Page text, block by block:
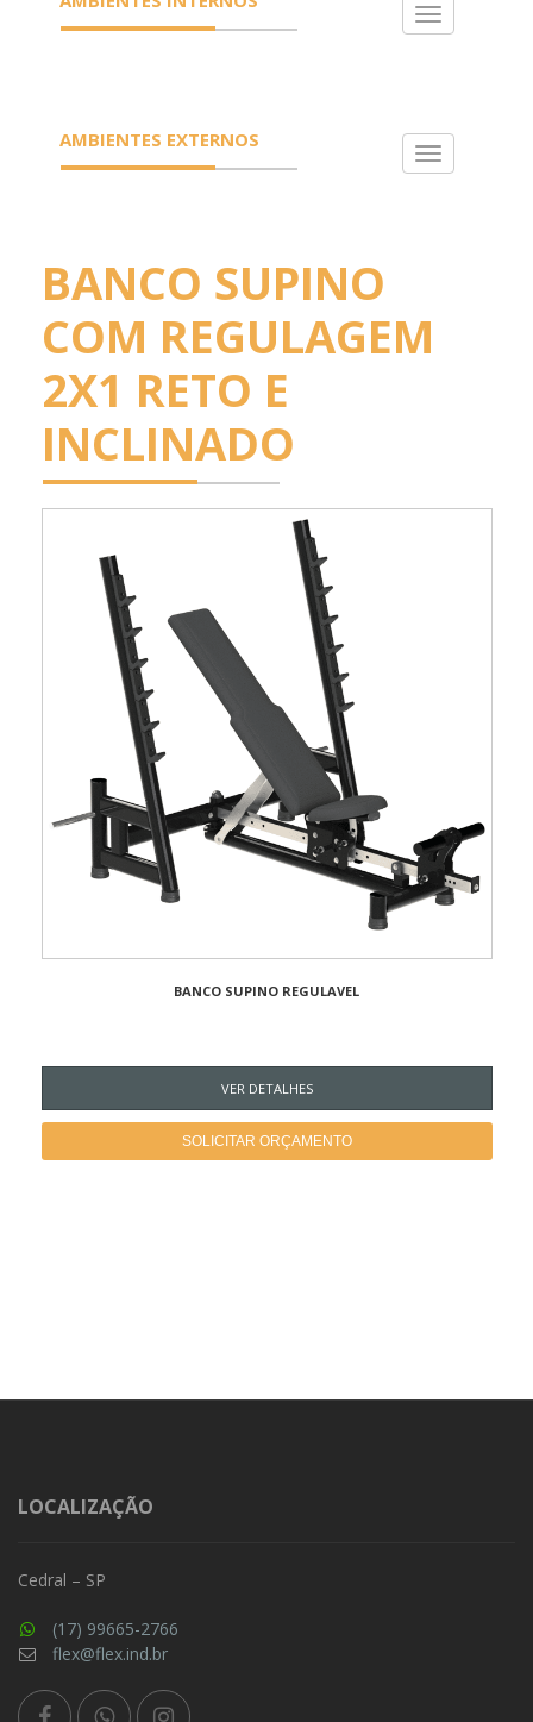
Toggle
AMBIENTES EXTERNOS
Toggle
BANCO SUPINO
COM REGULAGEM
2X1 RETO E
INCLINADO
BANCO SUPINO REGULAVEL
VER DETALHES
SOLICITAR ORÇAMENTO
LOCALIZAÇÃO
Cedral – SP
(17) 99665-2766
flex@flex.ind.br